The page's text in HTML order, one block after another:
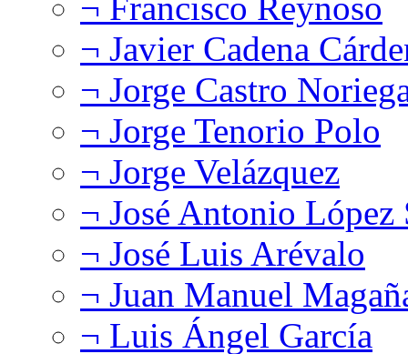
¬ Javier Cadena
¬ Jorge Castro
¬ Jorge Tenorio Polo
¬ Jorge Velázquez
¬ José Antonio López
¬ José Luis Arévalo
¬ Juan Manuel
¬ Luis Ángel García